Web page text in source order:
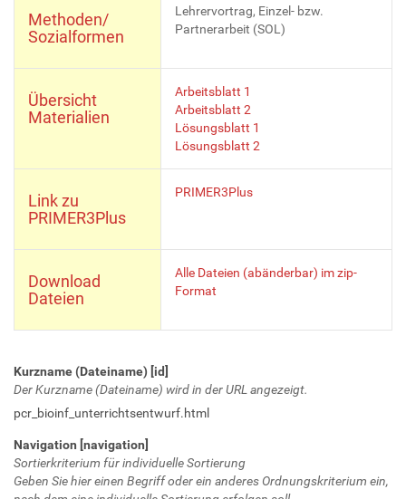
Methoden/
Sozialformen
Lehrervortrag, Einzel- bzw.
Partnerarbeit (SOL)
Übersicht
Materialien
Arbeitsblatt 1
Arbeitsblatt 2
Lösungsblatt 1
Lösungsblatt 2
Link zu
PRIMER3Plus
PRIMER3Plus
Download
Dateien
Alle Dateien (abänderbar) im zip-
Format
Kurzname (Dateiname) [id]
Der Kurzname (Dateiname) wird in der URL angezeigt.
pcr_bioinf_unterrichtsentwurf.html
Navigation [navigation]
Sortierkriterium für individuelle Sortierung
Geben Sie hier einen Begriff oder ein anderes Ordnungskriterium ein,